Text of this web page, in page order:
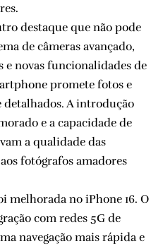
destaque que não pode
de câmeras avançado,
novas funcionalidades de
promete fotos e
A introdução
e a capacidade de
a qualidade das
fotógrafos amadores
melhorada no iPhone 16. O
com redes 5G de
navegação mais rápida e